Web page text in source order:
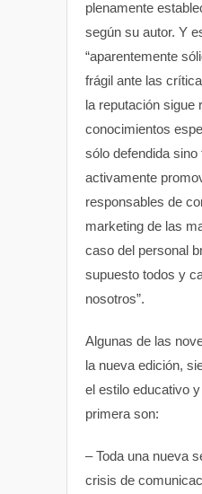
plenamente
según su autor. Y
“aparentemente
frágil ante las
la reputación sigue
conocimientos
sólo defendida sino
activamente
responsables de
marketing de las
caso del personal
supuesto todos y
nosotros”.
Algunas de las
la nueva edición,
el estilo educativo
primera son:
– Toda una nueva
crisis de